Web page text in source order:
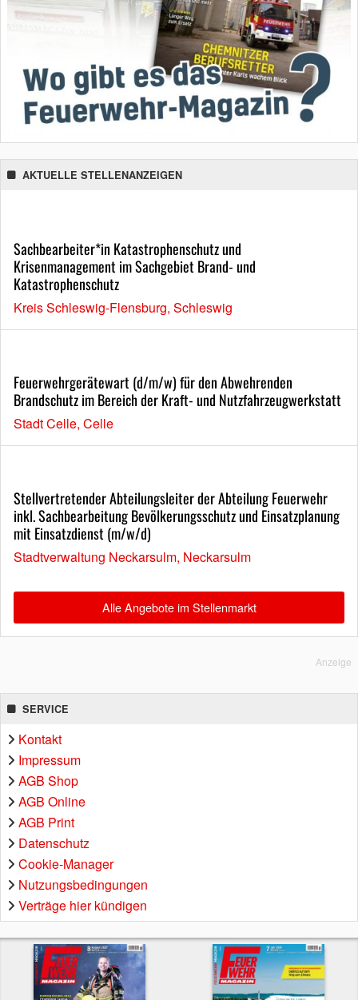
AKTUELLE STELLENANZEIGEN
Sachbearbeiter*in Katastrophenschutz und
Krisenmanagement im Sachgebiet Brand- und
Katastrophenschutz
Kreis Schleswig-Flensburg, Schleswig
Feuerwehrgerätewart (d/m/w) für den Abwehrenden
Brandschutz im Bereich der Kraft- und Nutzfahrzeugwerkstatt
Stadt Celle, Celle
Stellvertretender Abteilungsleiter der Abteilung Feuerwehr
inkl. Sachbearbeitung Bevölkerungsschutz und Einsatzplanung
mit Einsatzdienst (m/w/d)
Stadtverwaltung Neckarsulm, Neckarsulm
Alle Angebote im Stellenmarkt
Anzeige
SERVICE
Kontakt
Impressum
AGB Shop
AGB Online
AGB Print
Datenschutz
Cookie-Manager
Nutzungsbedingungen
Verträge hier kündigen